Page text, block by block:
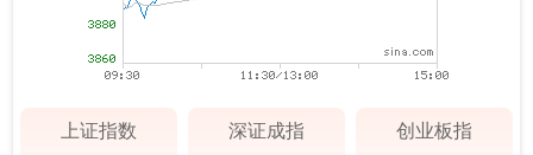
上证指数 深证成指 创业板指